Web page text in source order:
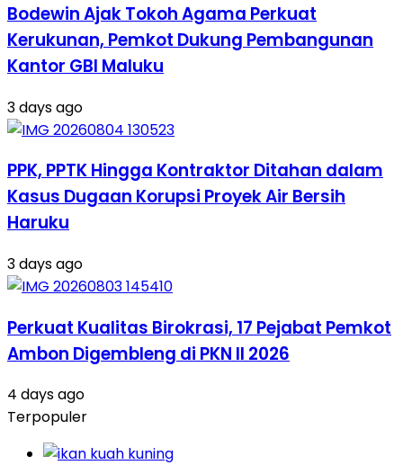
Bodewin Ajak Tokoh Agama Perkuat
Kerukunan, Pemkot Dukung Pembangunan
Kantor GBI Maluku
3 days ago
PPK, PPTK Hingga Kontraktor Ditahan dalam
Kasus Dugaan Korupsi Proyek Air Bersih
Haruku
3 days ago
Perkuat Kualitas Birokrasi, 17 Pejabat Pemkot
Ambon Digembleng di PKN II 2026
4 days ago
Terpopuler